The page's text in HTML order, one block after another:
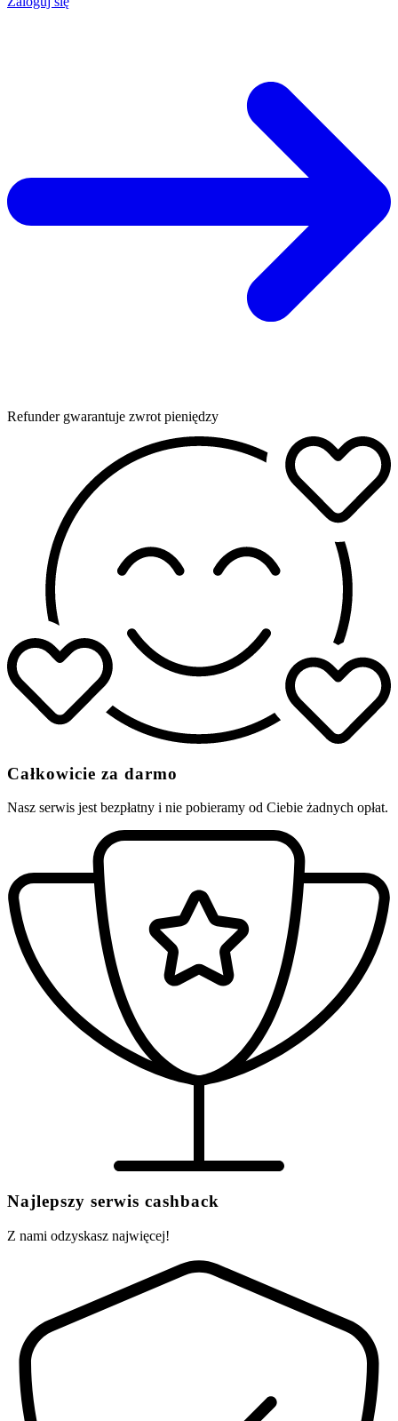
Refunder gwarantuje zwrot pieniędzy
Całkowicie za darmo
Nasz serwis jest bezpłatny i nie pobieramy od Ciebie żadnych opłat.
Najlepszy serwis cashback
Z nami odzyskasz najwięcej!